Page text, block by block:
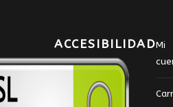
ACCESIBILIDADMi